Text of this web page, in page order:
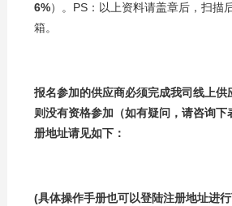
6%）。PS：以上资料请盖章后，扫描
箱。
报名参加的供应商必须完成我司线上供
则没有资格参加（如有疑问，请咨询下
册地址请见如下：
(具体操作手册也可以登陆注册地址进